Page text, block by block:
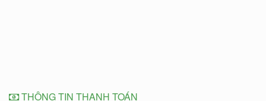
THÔNG TIN THANH TOÁN